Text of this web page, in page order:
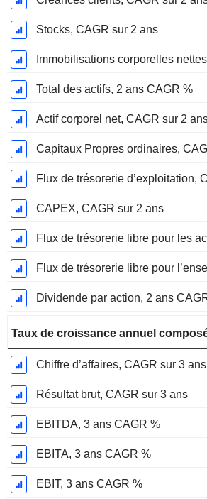
Stocks, CAGR sur 2 ans
Total des actifs, 2 ans CAGR %
Actif corporel net, CAGR sur 2
Capitaux Propres ordinaires,
CAPEX, CAGR sur 2 ans
Dividende par action, 2 ans
Taux de croissance annuel
Chiffre d’affaires, CAGR sur 3 ans
Résultat brut, CAGR sur 3 ans
EBITDA, 3 ans CAGR %
EBITA, 3 ans CAGR %
EBIT, 3 ans CAGR %